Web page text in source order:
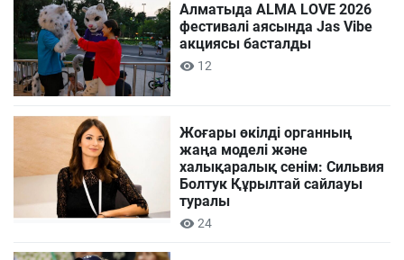
Алматыда ALMA LOVE 2026
фестивалі аясында Jas Vibe
акциясы басталды
12
Жоғары өкілді органның
жаңа моделі және
халықаралық сенім: Сильвия
Болтук Құрылтай сайлауы
туралы
24